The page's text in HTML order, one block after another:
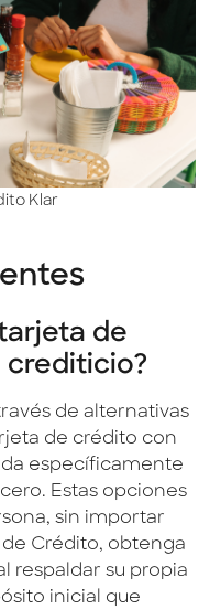
Klar
de
crediticio?
de alternativas
de crédito con
específicamente
Estas opciones
sin importar
de Crédito, obtenga
respaldar su propia
inicial que